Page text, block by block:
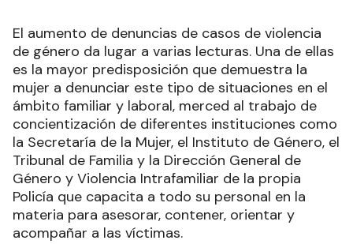
El aumento de denuncias de casos de violencia
de género da lugar a varias lecturas. Una de ellas
es la mayor predisposición que demuestra la
mujer a denunciar este tipo de situaciones en el
ámbito familiar y laboral, merced al trabajo de
concientización de diferentes instituciones como
la Secretaría de la Mujer, el Instituto de Género, el
Tribunal de Familia y la Dirección General de
Género y Violencia Intrafamiliar de la propia
Policía que capacita a todo su personal en la
materia para asesorar, contener, orientar y
acompañar a las víctimas.